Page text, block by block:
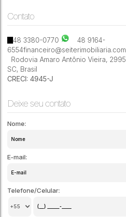
1 1 44m²
Contato
48 3380-0770
48 9164-
6554financeiro@seiterimobiliaria.com
Rodovia Amaro Antônio Vieira, 2995
SC, Brasil
CRECI: 4945-J
Deixe seu contato
Nome:
E-mail:
Telefone/Celular: